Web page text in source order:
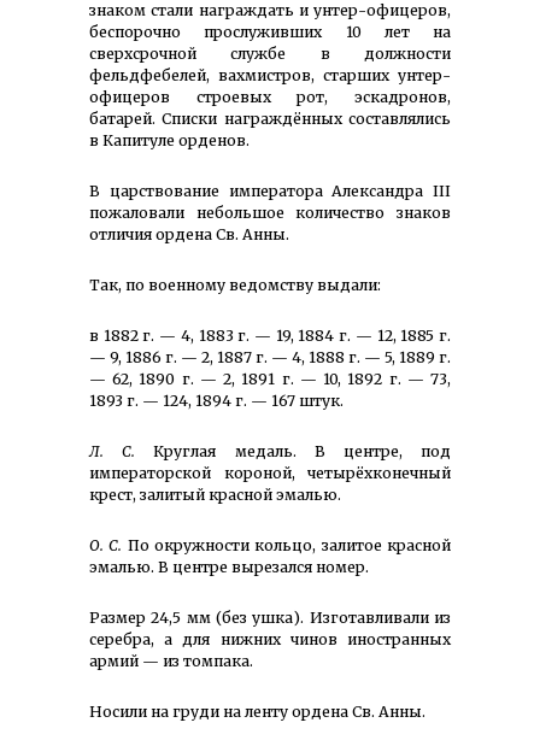
знаком стали награждать и унтер-офицеров,
беспорочно прослуживших 10 лет на
сверхсрочной службе в должности
фельдфебелей, вахмистров, старших унтер-
офицеров строевых рот, эскадронов,
батарей. Списки награждённых составлялись
в Капитуле орденов.
В царствование императора Алек­санд­ра III
пожаловали неболь­шое количество знаков
отличия ордена Св. Анны.
Так, по военному ведомству выдали:
в 1882 г. — 4, 1883 г. — 19, 1884 г. — 12, 1885 г.
— 9, 1886 г. — 2, 1887 г. — 4, 1888 г. — 5, 1889 г.
— 62, 1890 г. — 2, 1891 г. — 10, 1892 г. — 73,
1893 г. — 124, 1894 г. — 167 штук.
Л. С. Круглая медаль. В центре, под
императорской короной, четырёх­конечный
крест, залитый красной эмалью.
О. С. По окружности кольцо, залитое красной
эмалью. В центре вырезался номер.
Размер 24,5 мм (без ушка). Изготавливали из
серебра, а для нижних чинов иностранных
армий — из томпака.
Носили на груди на ленту ордена Св. Анны.